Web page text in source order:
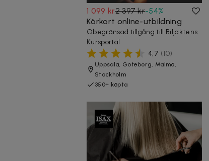
1 099 kr2 397 kr-54%
Körkort online-utbildning
Obegränsad tillgång till Biljaktens
Kursportal
4,7 (10)
Uppsala, Göteborg, Malmö,
Stockholm
350+ köpta